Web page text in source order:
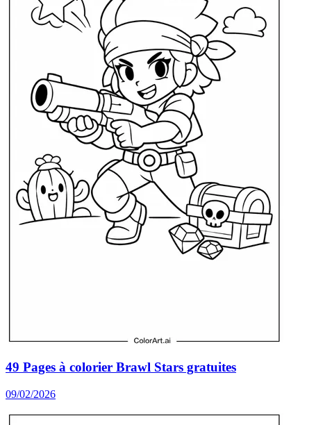
49 Pages à colorier Brawl Stars gratuites
09/02/2026